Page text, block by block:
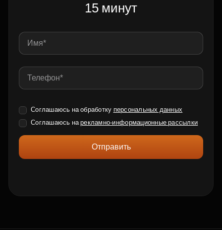
15 минут
Соглашаюсь на обработку персональных данных
Соглашаюсь нарекламно-информационные рассылки
Отправить